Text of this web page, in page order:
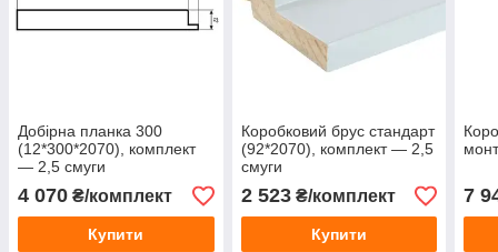
Добірна планка 300
(12*300*2070), комплект
— 2,5 смуги
4 070 ₴/комплект
Купити
Коробковий брус стандарт
(92*2070), комплект — 2,5
смуги
2 523₴/комплект
Купити
7